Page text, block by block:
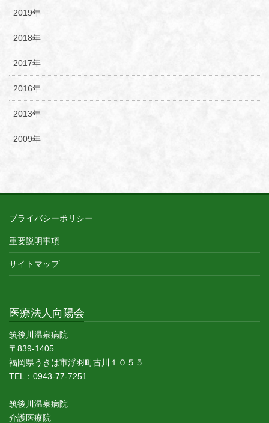
2019年
2018年
2017年
2016年
2013年
2009年
プライバシーポリシー
重要説明事項
サイトマップ
医療法人向陽会
筑後川温泉病院
〒839-1405
福岡県うきは市浮羽町古川１０５５
TEL：0943-77-7251
筑後川温泉病院
介護医療院